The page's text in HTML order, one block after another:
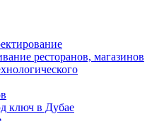
ресторанов, магазинов
ключ в Дубае